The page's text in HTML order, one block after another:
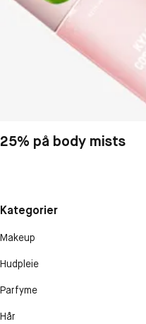
25% på body mists
Kategorier
Makeup
Hudpleie
Parfyme
Hår